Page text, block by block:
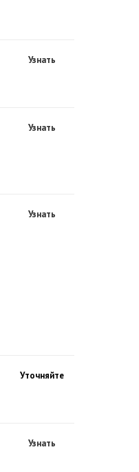
Узнать
Узнать
Узнать
Уточняйте
Узнать